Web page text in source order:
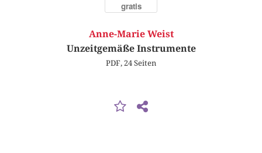
gratis
Anne-Marie Weist
Unzeitgemäße Instrumente
PDF, 24 Seiten